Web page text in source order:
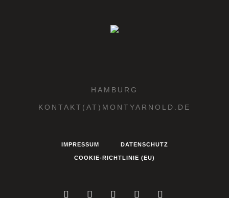
HAMBURG
KONTAKT(AT)MONTYARNOLD.DE
IMPRESSUM DATENSCHUTZ
COOKIE-RICHTLINIE (EU)